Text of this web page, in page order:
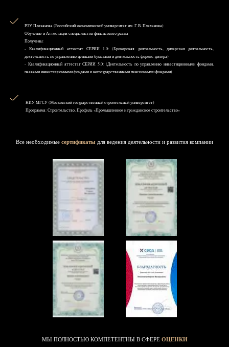
РЭУ Плеханова (Российский экономический университет им. Г.В. Плеханова)
Обучение и Аттестация специалистов финансового рынка
Получены:
- Квалификационный аттестат СЕРИИ 1.0: (Брокерская деятельность, дилерская деятельность,
деятельность по управлению ценными бумагами и деятельность форекс-дилера)
- Квалификационный аттестат СЕРИИ 5.0: (Деятельность по управлению инвестиционными фондами,
паевыми инвестиционными фондами и негосударственными пенсионными фондами)
НИУ MГСУ (Московский государственный строительный университет)
Программа: Строительство, Профиль «Промышленное и гражданское строительство»
Все необходимые сертификаты для ведения деятельности и развития компании
МЫ ПОЛНОСТЬЮ КОМПЕТЕНТНЫ В СФЕРЕ ОЦЕНКИ